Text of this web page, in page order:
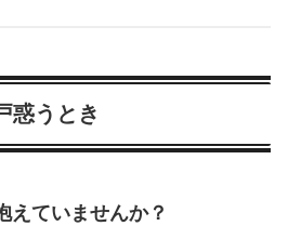
惑うとき
ていませんか？